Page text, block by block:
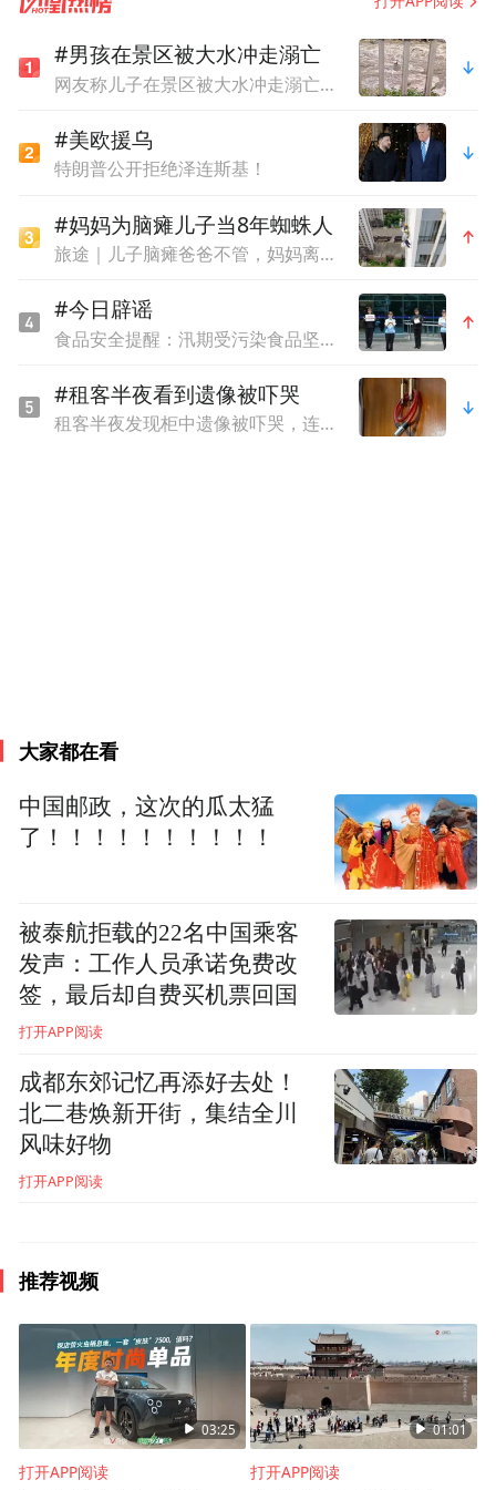
据袁桥古村总经理王向人介绍，袁桥古村一
直稳坐郑州市景区人气榜前列，基于游客对
明清时期原住民居住文化的热衷，我们将农
民住的四合院、老宅子和窑洞改造成了民
宿，也得到了极好的市场反馈。下一步，我
作，将鲜明的红色文化、深厚的历史文化融
入进来，重新焕发传统村落的文化优势，将
袁桥古村民宿产业打造成乡村振兴新引擎。
（康小孬 王梦博 袁宏伟 郑卫娟）
#男孩在景区被大水冲走溺亡
网友称儿子在景区被大水冲走溺亡，质疑泄洪未提前通知，当地回应
#美欧援乌
特朗普公开拒绝泽连斯基！
#妈妈为脑瘫儿子当8年蜘蛛人
旅途｜儿子脑瘫爸爸不管，妈妈离婚卖房求医，为赚钱当8年蜘蛛人
#今日辟谣
食品安全提醒：汛期受污染食品坚决不能食用
#租客半夜看到遗像被吓哭
租客半夜发现柜中遗像被吓哭，连夜搬离，平台拒退中介费
大家都在看
中国邮政，这次的瓜太猛
了！！！！！！！！！！
被泰航拒载的22名中国乘客
发声：工作人员承诺免费改
签，最后却自费买机票回国
打开APP阅读
成都东郊记忆再添好去处！
北二巷焕新开街，集结全川
风味好物
打开APP阅读
推荐视频
03:25
打开APP阅读
01:01
打开APP阅读